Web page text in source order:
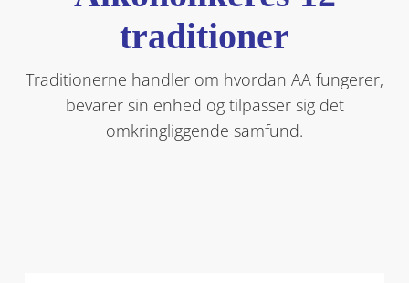
traditioner
Traditionerne handler om hvordan AA fungerer,
bevarer sin enhed og tilpasser sig det
omkringliggende samfund.